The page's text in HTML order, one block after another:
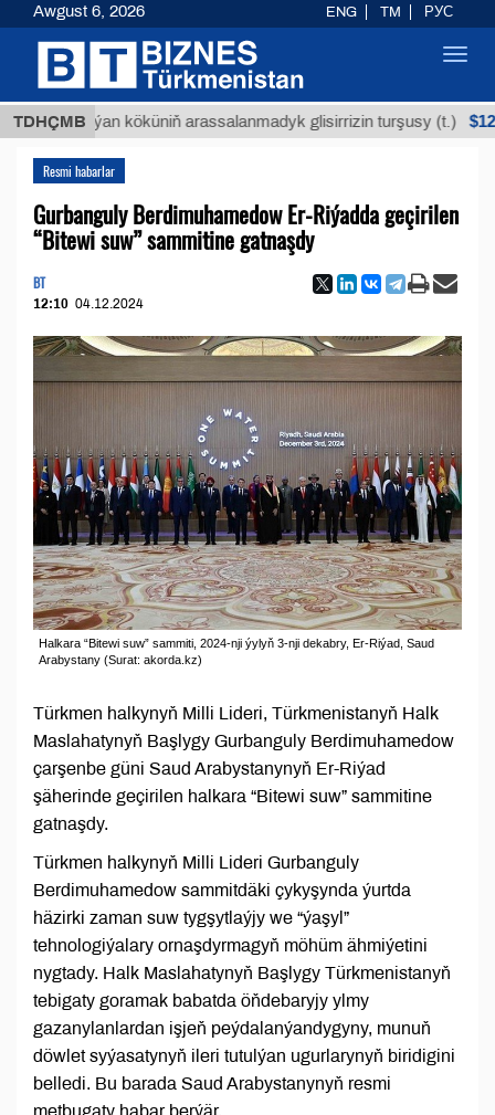
TDHÇMB
Buýan köküniň arassalanmadyk glisirrizin turşusy (t.) $12935,18
Resmi habarlar
Gurbanguly Berdimuhamedow Er-Riýadda geçirilen
“Bitewi suw” sammitine gatnaşdy
BT
12:10 04.12.2024
Halkara “Bitewi suw” sammiti, 2024-nji ýylyň 3-nji dekabry, Er-Riýad, Saud
Arabystany (Surat: akorda.kz)
Türkmen halkynyň Milli Lideri, Türkmenistanyň Halk
Maslahatynyň Başlygy Gurbanguly Berdimuhamedow
çarşenbe güni Saud Arabystanynyň Er-Riýad
şäherinde geçirilen halkara “Bitewi suw” sammitine
gatnaşdy.
Türkmen halkynyň Milli Lideri Gurbanguly
Berdimuhamedow sammitdäki çykyşynda ýurtda
häzirki zaman suw tygşytlaýjy we “ýaşyl”
tehnologiýalary ornaşdyrmagyň möhüm ähmiýetini
nygtady. Halk Maslahatynyň Başlygy Türkmenistanyň
tebigaty goramak babatda öňdebaryjy ylmy
gazanylanlardan işjeň peýdalanýandygyny, munuň
döwlet syýasatynyň ileri tutulýan ugurlarynyň biridigini
belledi. Bu barada Saud Arabystanynyň resmi
metbugaty habar berýär.
Awgust 6, 2026 ENG TM РУС